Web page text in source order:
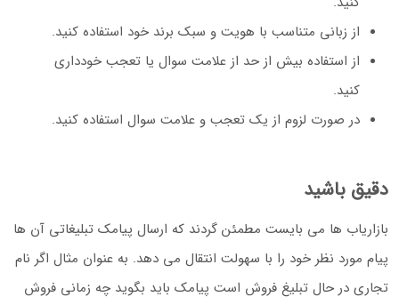
از زبانی متناسب با هویت و سبک برند خود استفاده کنید.
از استفاده بیش از حد از علامت سوال یا تعجب خودداری
کنید.
در صورت لزوم از یک تعجب و علامت سوال استفاده کنید.
دقیق باشید
بازاریاب ها می بایست مطمئن گردند که ارسال پیامک تبلیغاتی آن ها
پیام مورد نظر خود را با سهولت انتقال می دهد. به عنوان مثال اگر نام
تجاری در حال تبلیغ فروش است پیامک باید بگوید چه زمانی فروش